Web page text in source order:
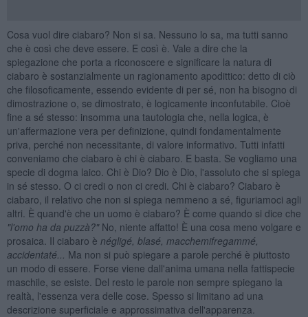
Cosa vuol dire ciabaro? Non si sa. Nessuno lo sa, ma tutti sanno
che è così che deve essere. E così è. Vale a dire che la
spiegazione che porta a riconoscere e significare la natura di
ciabaro è sostanzialmente un ragionamento apodittico: detto di ciò
che filosoficamente, essendo evidente di per sé, non ha bisogno di
dimostrazione o, se dimostrato, è logicamente inconfutabile. Cioè
fine a sé stesso: insomma una tautologia che, nella logica, è
un'affermazione vera per definizione, quindi fondamentalmente
priva, perché non necessitante, di valore informativo. Tutti infatti
conveniamo che ciabaro è chi è ciabaro. E basta. Se vogliamo una
specie di dogma laico. Chi è Dio? Dio è Dio, l'assoluto che si spiega
in sé stesso. O ci credi o non ci credi. Chi è ciabaro? Ciabaro è
ciabaro, il relativo che non si spiega nemmeno a sé, figuriamoci agli
altri. È quand'è che un uomo è ciabaro? È come quando si dice che
"l'omo ha da puzzà?"No, niente affatto! È una cosa meno volgare e
prosaica. Il ciabaro è négligé, blasé, macchemifregammé,
accidentaté... Ma non si può spiegare a parole perché è piuttosto
un modo di essere. Forse viene dall'anima umana nella fattispecie
maschile, se esiste. Del resto le parole non sempre spiegano la
realtà, l'essenza vera delle cose. Spesso si limitano ad una
descrizione superficiale e approssimativa dell'apparenza.